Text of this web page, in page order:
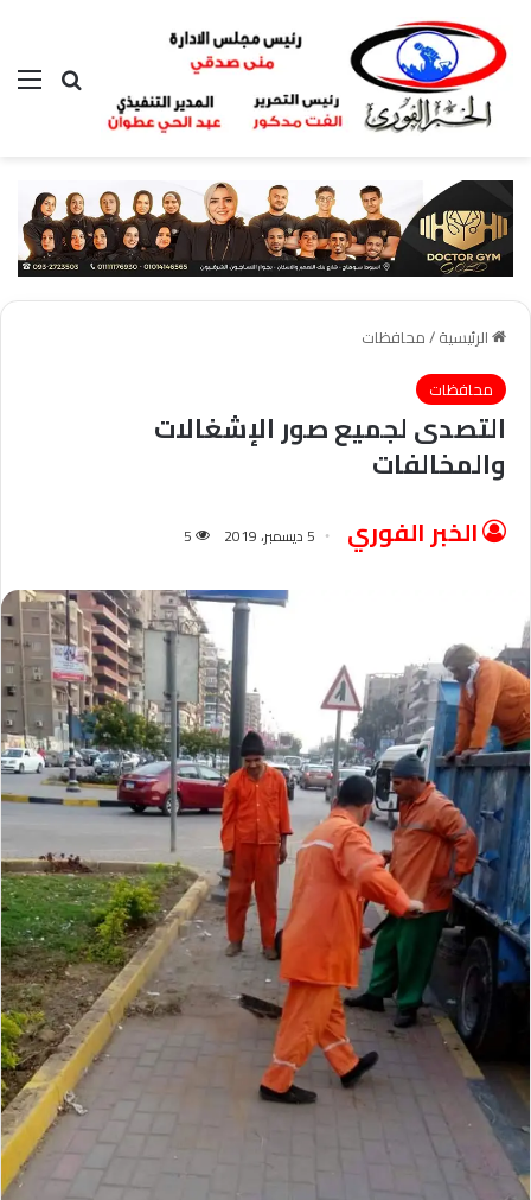
بحث عن
الرئيسية/محافظات
محافظات
التصدى لجميع صور الإشغالات
والمخالفات
الخبر الفوري 5 ديسمبر، 2019 5